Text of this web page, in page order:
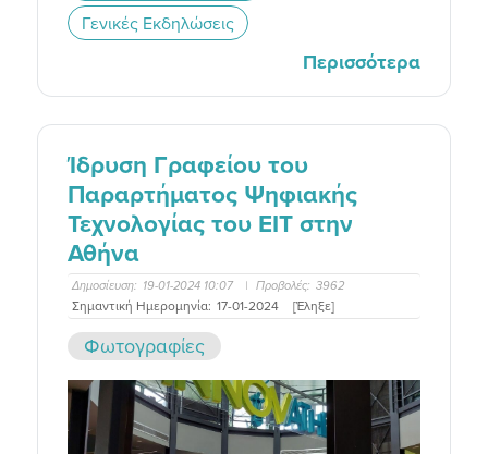
Γενικές Εκδηλώσεις
Περισσότερα
Ίδρυση Γραφείου του
Παραρτήματος Ψηφιακής
Τεχνολογίας του ΕΙΤ στην
Αθήνα
Δημοσίευση: 19-01-2024 10:07 | Προβολές: 3962
Σημαντική Ημερομηνία: 17-01-2024 [Έληξε]
Φωτογραφίες